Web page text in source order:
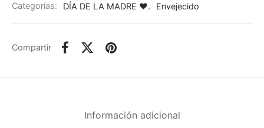
Categorías:
DÍA DE LA MADRE ♥, Envejecido
Compartir
Información adicional